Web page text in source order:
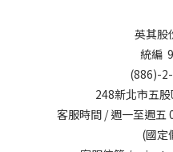
英其股
統編
(886)-
248新北市五
客服時間 / 週一至週五
(國定